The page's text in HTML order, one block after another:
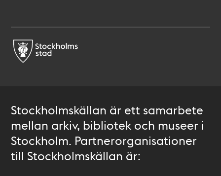
Stockholmskällan är ett samarbete
mellan arkiv, bibliotek och museer i
Stockholm. Partnerorganisationer
till Stockholmskällan är: